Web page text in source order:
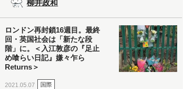
柳井政和
ロンドン再封鎖16週目。最終
回・英国社会は「新たな段
階」に。＜入江敦彦の『足止
め喰らい日記』嫌々乍ら
Returns＞
2021.05.07 国際